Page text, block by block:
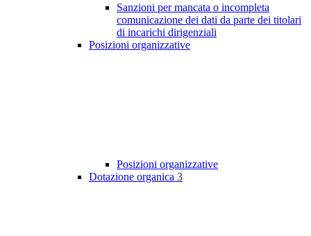
Sanzioni per mancata o incompleta
comunicazione dei dati da parte dei titolari
di incarichi dirigenziali
Posizioni organizzative
Posizioni organizzative
Dotazione organica 3